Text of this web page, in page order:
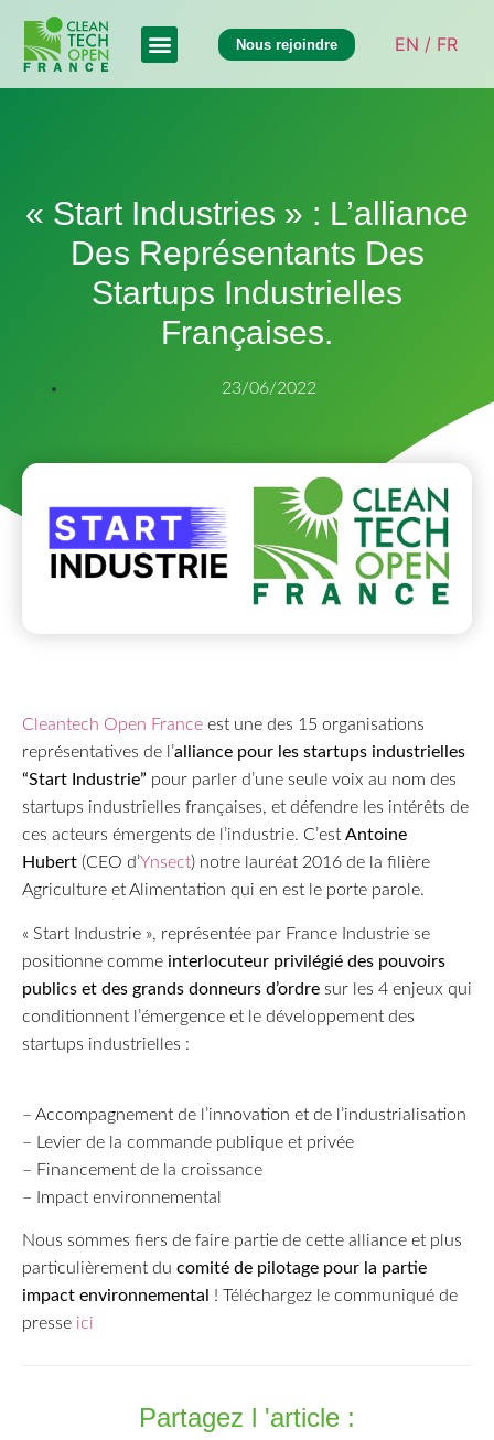
Nous rejoindre EN / FR
« Start Industries » : L’alliance
Des Représentants Des
Startups Industrielles
Françaises.
23/06/2022
Cleantech Open France est une des 15 organisations
représentatives de l’alliance pour les startups industrielles
“Start Industrie” pour parler d’une seule voix au nom des
startups industrielles françaises, et défendre les intérêts de
ces acteurs émergents de l’industrie. C’est Antoine
Hubert (CEO d’Ynsect) notre lauréat 2016 de la filière
Agriculture et Alimentation qui en est le porte parole.
« Start Industrie », représentée par France Industrie se
positionne comme interlocuteur privilégié des pouvoirs
publics et des grands donneurs d’ordre sur les 4 enjeux qui
conditionnent l’émergence et le développement des
startups industrielles :
– Accompagnement de l’innovation et de l’industrialisation
– Levier de la commande publique et privée
– Financement de la croissance
– Impact environnemental
Nous sommes fiers de faire partie de cette alliance et plus
particulièrement du comité de pilotage pour la partie
impact environnemental
! Téléchargez le communiqué de
presse ici
Partagez l 'article :